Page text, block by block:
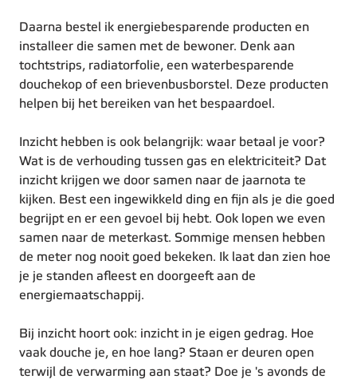
Daarna bestel ik energiebesparende producten en
installeer die samen met de bewoner. Denk aan
tochtstrips, radiatorfolie, een waterbesparende
douchekop of een brievenbusborstel. Deze producten
helpen bij het bereiken van het bespaardoel.
Inzicht hebben is ook belangrijk: waar betaal je voor?
Wat is de verhouding tussen gas en elektriciteit? Dat
inzicht krijgen we door samen naar de jaarnota te
kijken. Best een ingewikkeld ding en fijn als je die goed
begrijpt en er een gevoel bij hebt. Ook lopen we even
samen naar de meterkast. Sommige mensen hebben
de meter nog nooit goed bekeken. Ik laat dan zien hoe
je je standen afleest en doorgeeft aan de
energiemaatschappij.
Bij inzicht hoort ook: inzicht in je eigen gedrag. Hoe
vaak douche je, en hoe lang? Staan er deuren open
terwijl de verwarming aan staat? Doe je 's avonds de